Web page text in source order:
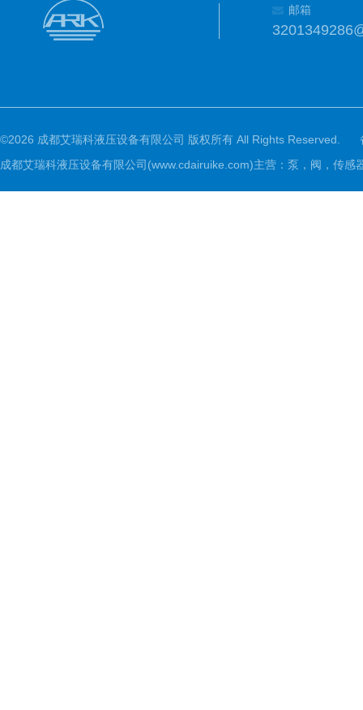
邮箱
©2026 成都艾瑞科液压设备有限公司 版权所有 All Rights Reserved.
成都艾瑞科液压设备有限公司(www.cdairuike.com)主营：泵，阀，传